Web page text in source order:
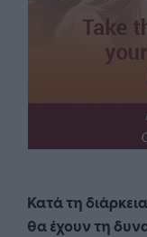
Κατά τη
θα έχουν τη